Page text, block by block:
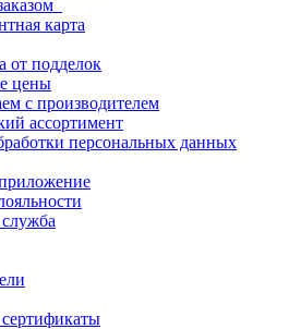
карта
от подделок
цены
с производителем
ассортимент
персональных данных